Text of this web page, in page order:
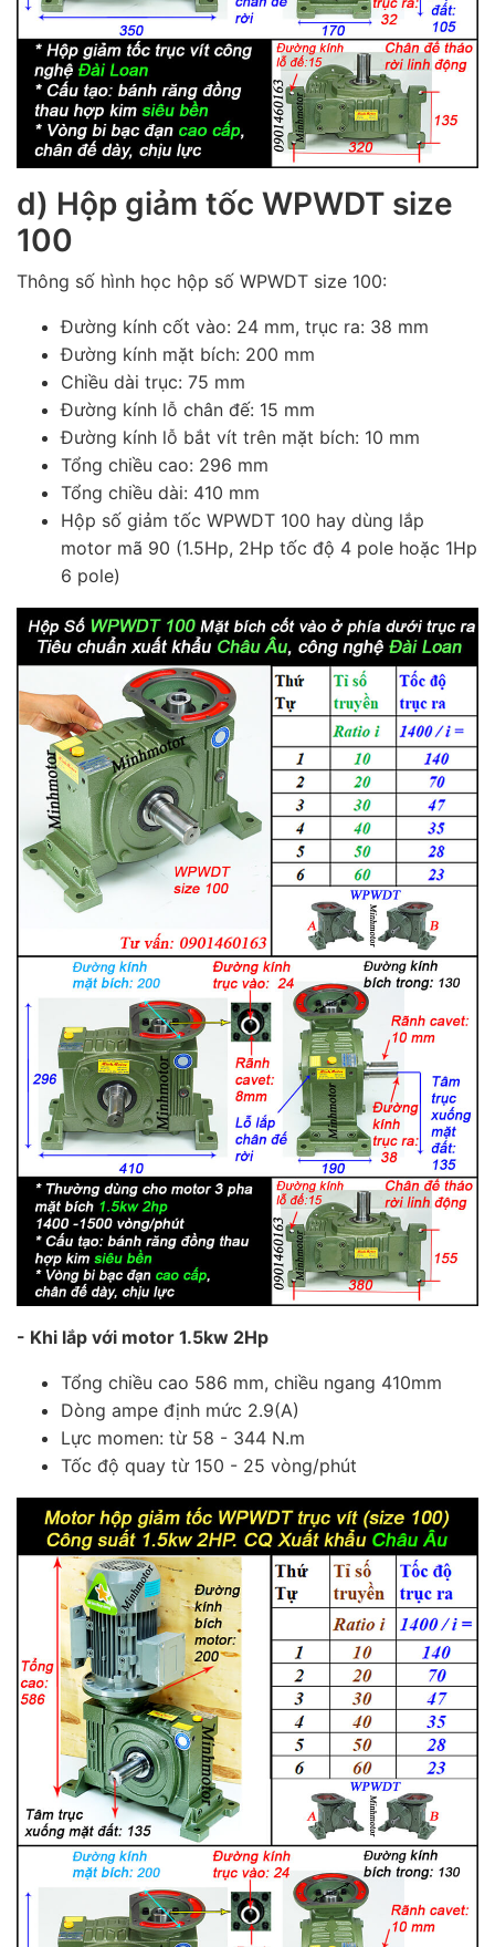
d) Hộp giảm tốc WPWDT size
100
Thông số hình học hộp số WPWDT size 100:
Đường kính cốt vào: 24 mm, trục ra: 38 mm
Đường kính mặt bích: 200 mm
Chiều dài trục: 75 mm
Đường kính lỗ chân đế: 15 mm
Đường kính lỗ bắt vít trên mặt bích: 10 mm
Tổng chiều cao: 296 mm
Tổng chiều dài: 410 mm
Hộp số giảm tốc WPWDT 100 hay dùng lắp
motor mã 90 (1.5Hp, 2Hp tốc độ 4 pole hoặc 1Hp
6 pole)
- Khi lắp với motor 1.5kw 2Hp
Tổng chiều cao 586 mm, chiều ngang 410mm
Dòng ampe định mức 2.9(A)
Lực momen: từ 58 - 344 N.m
Tốc độ quay từ 150 - 25 vòng/phút